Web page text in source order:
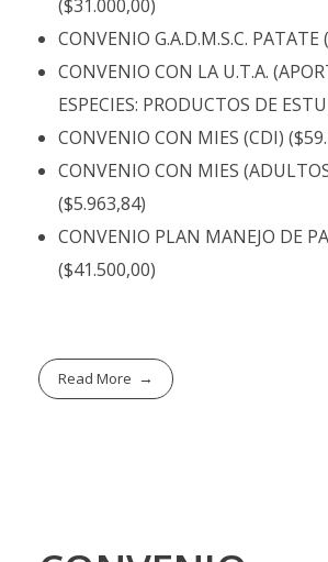
($31.000,00)
CONVENIO G.A.D.M.S.C. PATATE
CONVENIO CON LA U.T.A.
ESPECIES: PRODUCTOS DE
CONVENIO CON MIES (CDI)
CONVENIO CON MIES
($5.963,84)
CONVENIO PLAN MANEJO DE
($41.500,00)
Read More